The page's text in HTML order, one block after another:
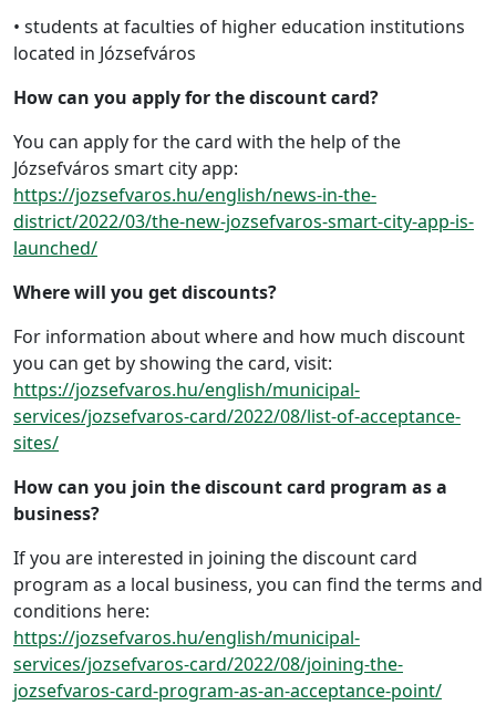
• students at faculties of higher education institutions
located in Józsefváros
How can you apply for the discount card?
You can apply for the card with the help of the
Józsefváros smart city app:
https://jozsefvaros.hu/english/news-in-the-
district/2022/03/the-new-jozsefvaros-smart-city-app-is-
launched/
Where will you get discounts?
For information about where and how much discount
you can get by showing the card, visit:
https://jozsefvaros.hu/english/municipal-
services/jozsefvaros-card/2022/08/list-of-acceptance-
sites/
How can you join the discount card program as a
business?
If you are interested in joining the discount card
program as a local business, you can find the terms and
conditions here:
https://jozsefvaros.hu/english/municipal-
services/jozsefvaros-card/2022/08/joining-the-
jozsefvaros-card-program-as-an-acceptance-point/